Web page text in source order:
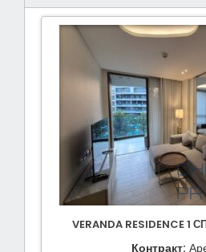
VERANDA RESIDENCE
Контракт: